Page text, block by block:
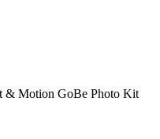
& Motion GoBe Photo Kit